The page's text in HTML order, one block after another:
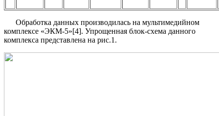
Обработка данных производилась на мультимедийном
комплексе «ЭКМ-5»[4]. Упрощенная блок-схема данного
комплекса представлена на рис.1.